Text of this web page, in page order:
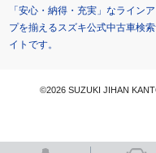
「安心・納得・充実」なラインア
プを揃えるスズキ公式中古車検
イトです。
©2026 SUZUKI JIHAN